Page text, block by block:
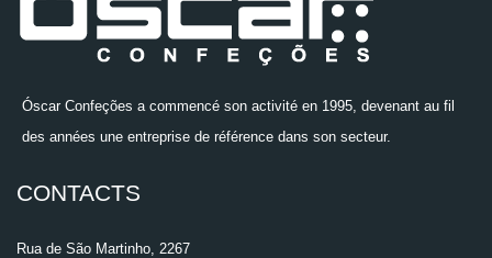
Óscar Confeções a commencé son activité en 1995, devenant au fil
des années une entreprise de référence dans son secteur.
CONTACTS
Rua de São Martinho, 2267